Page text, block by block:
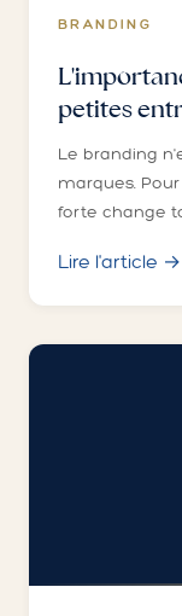
BRANDING
petites
Le branding
marques.
forte change
Lire l'article →